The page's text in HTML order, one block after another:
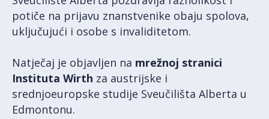
potiče na prijavu znanstvenike obaju spolova,
uključujući i osobe s invaliditetom.
Natječaj je objavljen na mrežnoj stranici
Instituta Wirth za austrijske i
srednjoeuropske studije Sveučilišta Alberta u
Edmontonu.